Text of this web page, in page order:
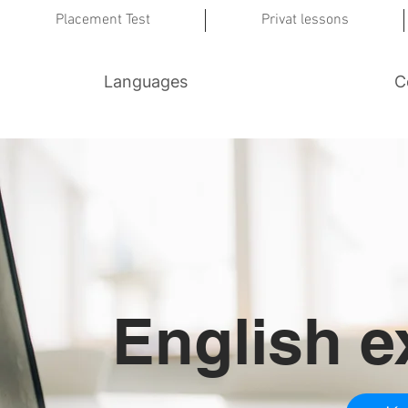
Languages
Placement Test Privat lessons
English